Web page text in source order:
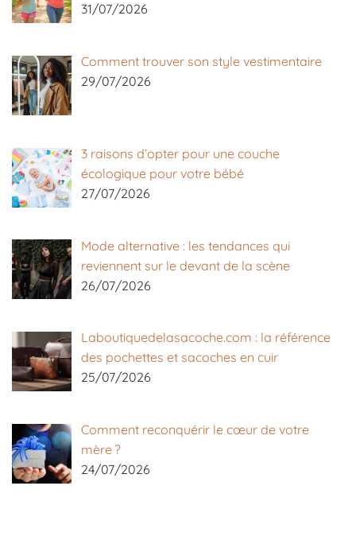
31/07/2026
Comment trouver son style vestimentaire
29/07/2026
3 raisons d’opter pour une couche
écologique pour votre bébé
27/07/2026
Mode alternative : les tendances qui
reviennent sur le devant de la scène
26/07/2026
Laboutiquedelasacoche.com : la référence
des pochettes et sacoches en cuir
25/07/2026
Comment reconquérir le cœur de votre
mère ?
24/07/2026